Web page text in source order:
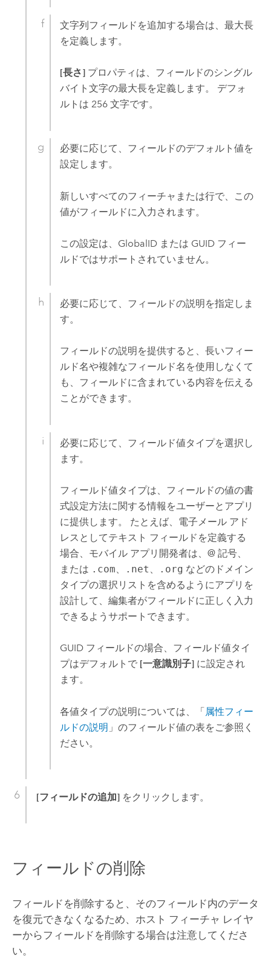
文字列フィールドを追加する場合は、最大長
を定義します。
[長さ] プロパティは、フィールドのシングル
バイト文字の最大長を定義します。 デフォ
ルトは 256 文字です。
必要に応じて、フィールドのデフォルト値を
設定します。
新しいすべてのフィーチャまたは行で、この
値がフィールドに入力されます。
この設定は、GlobalID または GUID フィー
ルドではサポートされていません。
必要に応じて、フィールドの説明を指定しま
す。
フィールドの説明を提供すると、長いフィー
ルド名や複雑なフィールド名を使用しなくて
も、フィールドに含まれている内容を伝える
ことができます。
必要に応じて、フィールド値タイプを選択し
ます。
フィールド値タイプは、フィールドの値の書
式設定方法に関する情報をユーザーとアプリ
に提供します。 たとえば、電子メール アド
レスとしてテキスト フィールドを定義する
場合、モバイル アプリ開発者は、@ 記号、
または .com、 .net 、 .org などのドメイン
タイプの選択リストを含めるようにアプリを
設計して、編集者がフィールドに正しく入力
できるようサポートできます。
GUID フィールドの場合、フィールド値タイ
プはデフォルトで [一意識別子] に設定され
ます。
各値タイプの説明については、「属性フィー
ルドの説明 」のフィールド値の表をご参照く
ださい。
[フィールドの追加]をクリックします。
フィールドの削除
フィールドを削除すると、そのフィールド内のデータ
を復元できなくなるため、ホスト フィーチャ レイヤ
ーからフィールドを削除する場合は注意してくださ
い。